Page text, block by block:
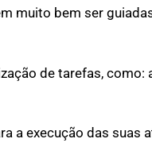
muito bem ser
de tarefas, como:
a execução das suas